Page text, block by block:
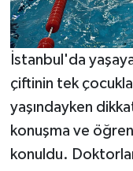
İstanbul'da
çiftinin tek
yaşındayken
konuşma ve
konuldu.